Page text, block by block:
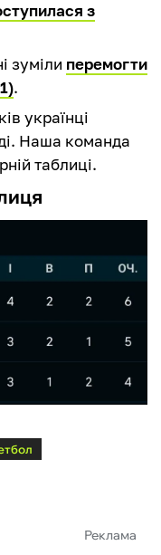
з
зуміли перемогти
.
українці
Наша команда
таблиці.
Реклама